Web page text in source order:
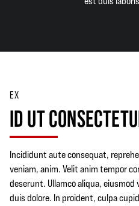
EX
ID UT
Incididunt aute consequat,
veniam, anim. Velit anim tempor
deserunt. Ullamco aliqua,
duis dolore. In proident, culpa